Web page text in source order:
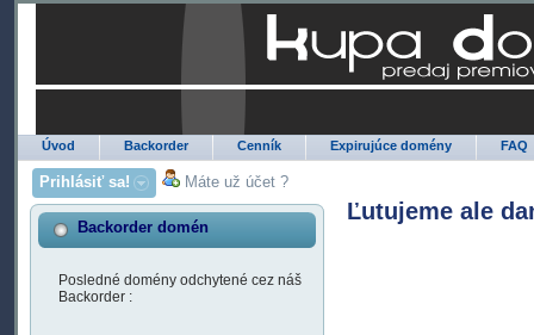
Úvod Backorder Cenník Expirujúce domény FAQ
Prihlásiť sa! Máte už účet ?
Backorder domén
Posledné domény odchytené cez náš
Backorder :
Ľutujeme ale